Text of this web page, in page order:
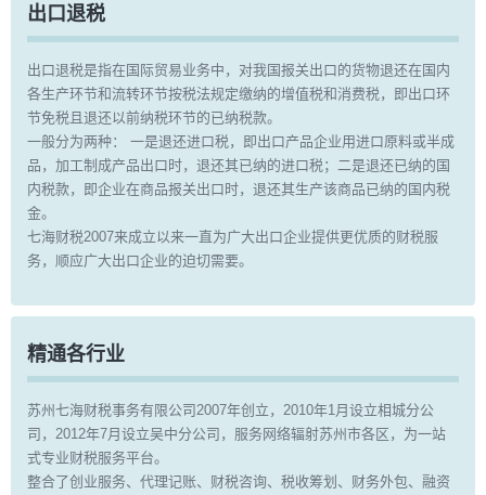
出口退税
出口退税是指在国际贸易业务中，对我国报关出口的货物退还在国内
各生产环节和流转环节按税法规定缴纳的增值税和消费税，即出口环
节免税且退还以前纳税环节的已纳税款。
一般分为两种： 一是退还进口税，即出口产品企业用进口原料或半成
品，加工制成产品出口时，退还其已纳的进口税；二是退还已纳的国
内税款，即企业在商品报关出口时，退还其生产该商品已纳的国内税
金。
七海财税2007来成立以来一直为广大出口企业提供更优质的财税服
务，顺应广大出口企业的迫切需要。
精通各行业
苏州七海财税事务有限公司2007年创立，2010年1月设立相城分公
司，2012年7月设立吴中分公司，服务网络辐射苏州市各区，为一站
式专业财税服务平台。
整合了创业服务、代理记账、财税咨询、税收筹划、财务外包、融资